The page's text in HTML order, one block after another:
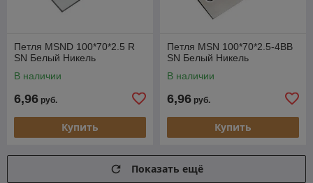
Петля MSND 100*70*2.5 R
SN Белый Никель
В наличии
6,96 руб.
Купить
Петля MSN 100*70*2.5-4BB
SN Белый Никель
В наличии
6,96 руб.
Купить
Показать ещё